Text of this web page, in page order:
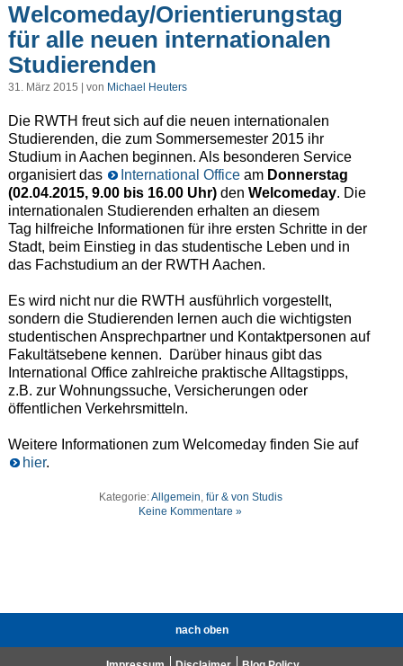
Welcomeday/Orientierungstag
für alle neuen internationalen
Studierenden
31. März 2015 | von Michael Heuters
Die RWTH freut sich auf die neuen internationalen
Studierenden, die zum Sommersemester 2015 ihr
Studium in Aachen beginnen. Als besonderen Service
organisiert das
International Officeam Donnerstag
(02.04.2015, 9.00 bis 16.00 Uhr)den Welcomeday. Die
internationalen Studierenden erhalten an diesem
Tag hilfreiche Informationen für ihre ersten Schritte in der
Stadt, beim Einstieg in das studentische Leben und in
das Fachstudium an der RWTH Aachen.
Es wird nicht nur die RWTH ausführlich vorgestellt,
sondern die Studierenden lernen auch die wichtigsten
studentischen Ansprechpartner und Kontaktpersonen auf
Fakultätsebene kennen. Darüber hinaus gibt das
International Office zahlreiche praktische Alltagstipps,
z.B. zur Wohnungssuche, Versicherungen oder
öffentlichen Verkehrsmitteln.
Weitere Informationen zum Welcomeday finden Sie auf
hier.
Kategorie:Allgemein für & von Studis
Keine Kommentare »
nach oben